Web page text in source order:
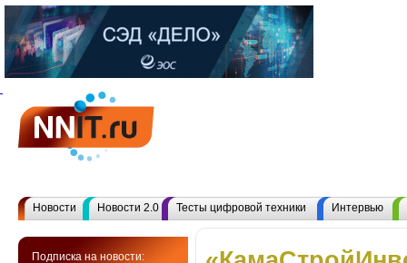
Новости Новости 2.0 Тесты цифровой техники Интервью
Подписка на новости: